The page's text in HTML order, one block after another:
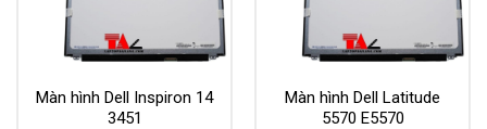
Màn hình Dell Inspiron 14
3451
Màn hình Dell Latitude
5570 E5570